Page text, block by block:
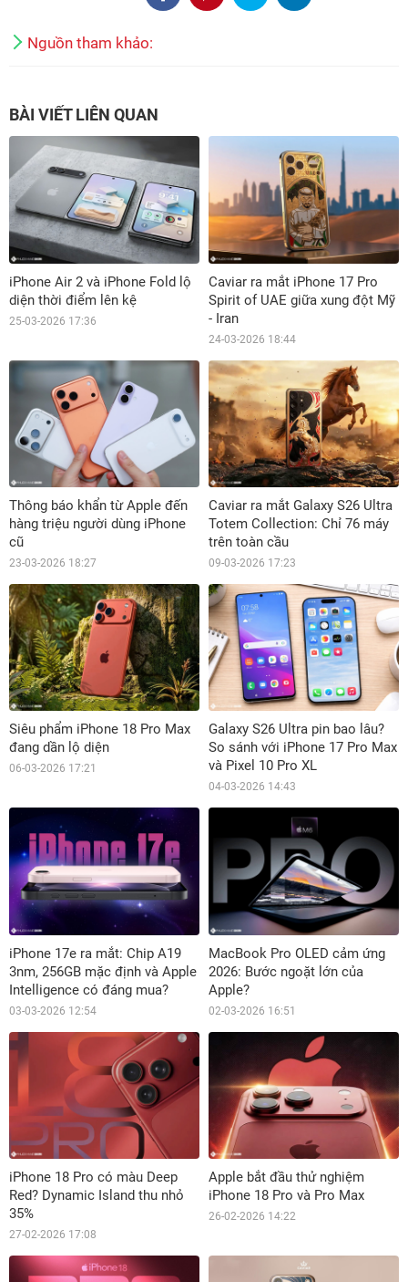
Nguồn tham khảo:
BÀI VIẾT LIÊN QUAN
iPhone Air 2 và iPhone Fold lộ
diện thời điểm lên kệ
25-03-2026 17:36
Caviar ra mắt iPhone 17 Pro
Spirit of UAE giữa xung đột Mỹ
- Iran
24-03-2026 18:44
Thông báo khẩn từ Apple đến
hàng triệu người dùng iPhone
cũ
23-03-2026 18:27
Caviar ra mắt Galaxy S26 Ultra
Totem Collection: Chỉ 76 máy
trên toàn cầu
09-03-2026 17:23
Siêu phẩm iPhone 18 Pro Max
đang dần lộ diện
06-03-2026 17:21
Galaxy S26 Ultra pin bao lâu?
So sánh với iPhone 17 Pro Max
và Pixel 10 Pro XL
04-03-2026 14:43
iPhone 17e ra mắt: Chip A19
3nm, 256GB mặc định và Apple
Intelligence có đáng mua?
03-03-2026 12:54
MacBook Pro OLED cảm ứng
2026: Bước ngoặt lớn của
Apple?
02-03-2026 16:51
iPhone 18 Pro có màu Deep
Red? Dynamic Island thu nhỏ
35%
27-02-2026 17:08
Apple bắt đầu thử nghiệm
iPhone 18 Pro và Pro Max
26-02-2026 14:22